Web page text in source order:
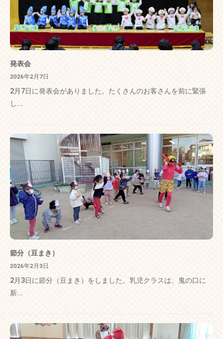
発表会
2026年2月7日
2月7日に発表会がありました。たくさんのお客さんを前に緊張
し...
節分（豆まき）
2026年2月3日
2月3日に節分（豆まき）をしました。乳児クラスは、鬼の口に
新...